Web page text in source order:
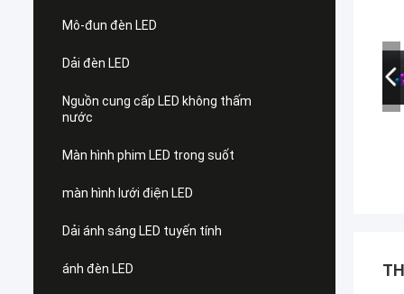
Mô-đun đèn LED
Dải đèn LED
Nguồn cung cấp LED không thấm
nước
Màn hình phim LED trong suốt
màn hình lưới điện LED
Dải ánh sáng LED tuyến tính
ánh đèn LED